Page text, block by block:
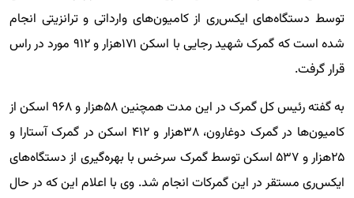
توسط دستگاه‌های ایکس‌ری از کامیون‌های وارداتی و ترانزیتی انجام
شده است که گمرک شهید رجایی با اسکن ۱۷۱هزار و ۹۱۲ مورد در راس
قرار گرفت.
به گفته رئیس کل گمرک در این مدت همچنین ۵۸هزار و ۹۶۸ اسکن از
کامیون‌ها در گمرک دوغارون، ۳۸هزار و ۴۱۲ اسکن در گمرک آستارا و
۲۵هزار و ۵۳۷ اسکن توسط گمرک سرخس با بهره‌گیری از دستگاه‌های
ایکس‌ری مستقر در این گمرکات انجام شد. وی با اعلام این که در حال